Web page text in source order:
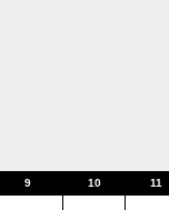
9 10 11